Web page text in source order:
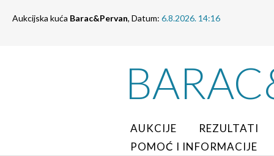
Aukcijska kuća Barac&Pervan, Datum: 6.8.2026. 14:16
AUKCIJE
REZULTATI
POMOĆ I INFORMACIJE